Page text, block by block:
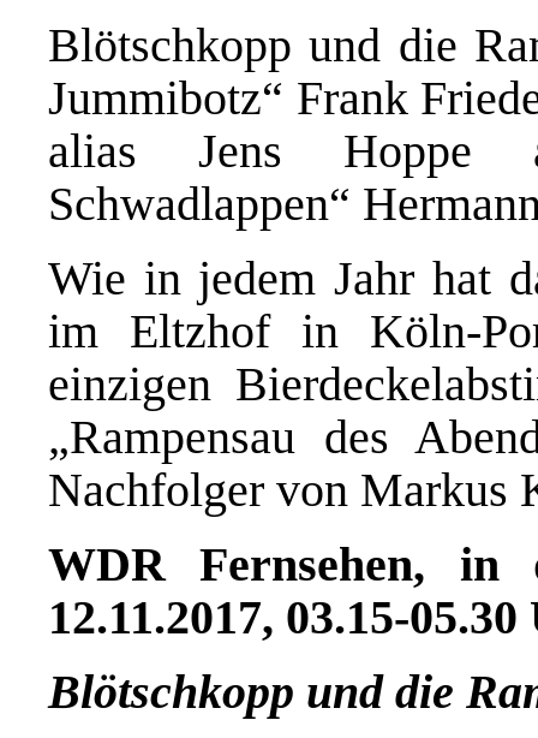
Blötschkopp und die
Jummibotz“ Frank
alias Jens Hoppe
Schwadlappen“
Wie in jedem Jahr hat
im Eltzhof in Köln-
einzigen
„Rampensau des
Nachfolger von Markus
WDR Fernsehen, in
12.11.2017, 03.15-
Blötschkopp und die